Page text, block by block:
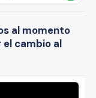
al momento
cambio al